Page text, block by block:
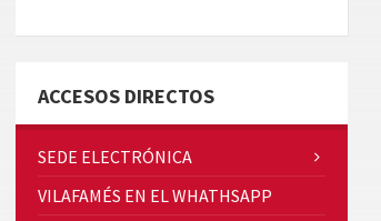
Quintà Culroja
ACCESOS DIRECTOS
SEDE ELECTRÓNICA
VILAFAMÉS EN EL WHATHSAPP